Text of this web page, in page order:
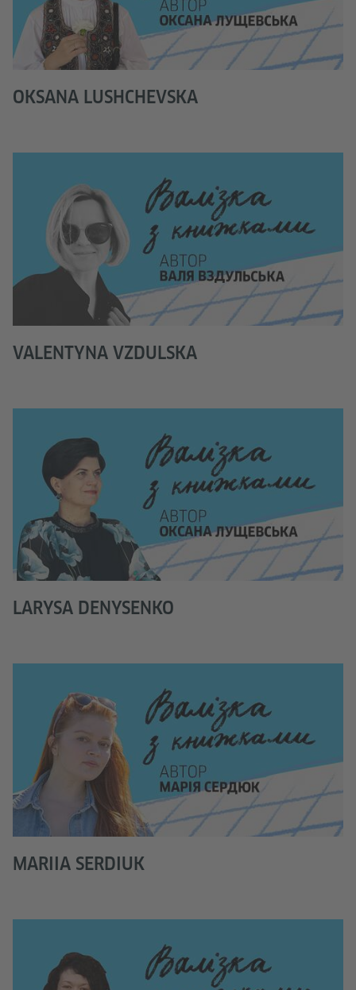
OKSANA LUSHCHEVSKA
VALENTYNA VZDULSKA
LARYSA DENYSENKO
MARIIA SERDIUK